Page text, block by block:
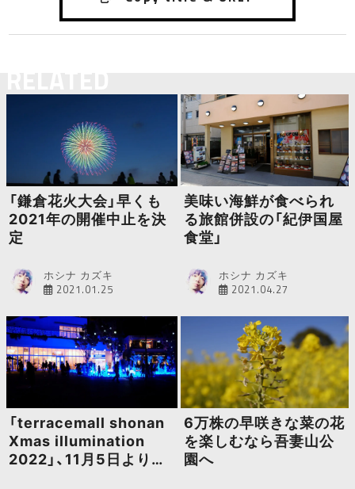
「鎌倉花火大会」早くも
2021年の開催中止を決
定
ホシナ カズキ
2021.01.25
美味い海鮮が食べられ
る旅館併設の「紀伊国屋
食堂」
ホシナ カズキ
2021.04.27
「terracemall shonan
Xmas illumination
2022」、11月5日より開
6万株の早咲きな菜の花
を楽しむなら吾妻山公
園へ